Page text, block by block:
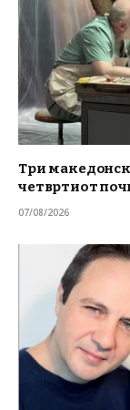
Три
четвртиот
07/08/2026